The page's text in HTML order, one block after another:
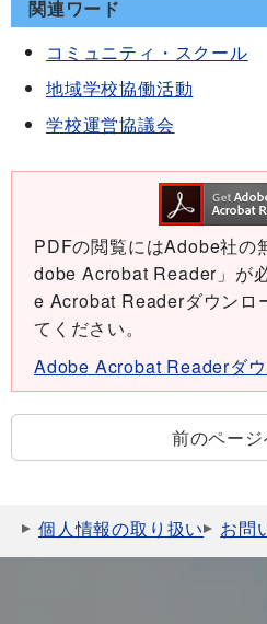
関連ワード
コミュニティ・スクール
地域学校協働活動
学校運営協議会
PDFの閲覧にはAdobe社の
dobe Acrobat Reader」が
e Acrobat Readerダウンロ
てください。
Adobe Acrobat Readerダ
前のページ
個人情報の取り扱い お問